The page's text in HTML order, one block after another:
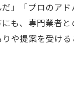
」「プロのア
も、専門業者
や提案を受ける